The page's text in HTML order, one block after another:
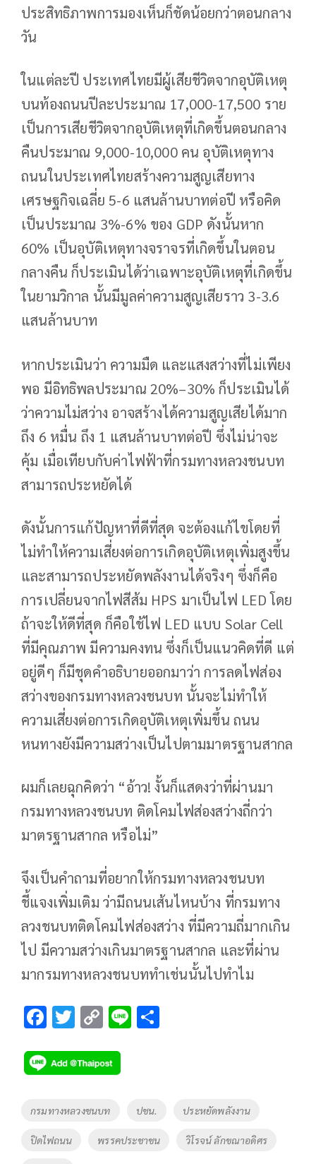
ประสิทธิภาพการมองเห็นก็ชัดน้อยกว่าตอนกลาง
วัน
ในแต่ละปี ประเทศไทยมีผู้เสียชีวิตจากอุบัติเหตุ
บนท้องถนนปีละประมาณ 17,000-17,500 ราย
เป็นการเสียชีวิตจากอุบัติเหตุที่เกิดขึ้นตอนกลาง
คืนประมาณ 9,000-10,000 คน อุบัติเหตุทาง
ถนนในประเทศไทยสร้างความสูญเสียทาง
เศรษฐกิจเฉลี่ย 5-6 แสนล้านบาทต่อปี หรือคิด
เป็นประมาณ 3%-6% ของ GDP ดังนั้นหาก
60% เป็นอุบัติเหตุทางจราจรที่เกิดขึ้นในตอน
กลางคืน ก็ประเมินได้ว่าเฉพาะอุบัติเหตุที่เกิดขึ้น
ในยามวิกาล นั้นมีมูลค่าความสูญเสียราว 3-3.6
แสนล้านบาท
หากประเมินว่า ความมืด และแสงสว่างที่ไม่เพียง
พอ มีอิทธิพลประมาณ 20%–30% ก็ประเมินได้
ว่าความไม่สว่าง อาจสร้างได้ความสูญเสียได้มาก
ถึง 6 หมื่น ถึง 1 แสนล้านบาทต่อปี ซึ่งไม่น่าจะ
คุ้ม เมื่อเทียบกับค่าไฟฟ้าที่กรมทางหลวงชนบท
สามารถประหยัดได้
ดังนั้นการแก้ปัญหาที่ดีที่สุด จะต้องแก้ไขโดยที่
ไม่ทำให้ความเสี่ยงต่อการเกิดอุบัติเหตุเพิ่มสูงขึ้น
และสามารถประหยัดพลังงานได้จริงๆ ซึ่งก็คือ
การเปลี่ยนจากไฟสีส้ม HPS มาเป็นไฟ LED โดย
ถ้าจะให้ดีที่สุด ก็คือใช้ไฟ LED แบบ Solar Cell
ที่มีคุณภาพ มีความคงทน ซึ่งก็เป็นแนวคิดที่ดี แต่
อยู่ดีๆ ก็มีชุดคำอธิบายออกมาว่า การลดไฟส่อง
สว่างของกรมทางหลวงชนบท นั้นจะไม่ทำให้
ความเสี่ยงต่อการเกิดอุบัติเหตุเพิ่มขึ้น ถนน
หนทางยังมีความสว่างเป็นไปตามมาตรฐานสากล
ผมก็เลยฉุกคิดว่า “อ้าว! งั้นก็แสดงว่าที่ผ่านมา
กรมทางหลวงชนบท ติดโคมไฟส่องสว่างถี่กว่า
มาตรฐานสากล หรือไม่”
จึงเป็นคำถามที่อยากให้กรมทางหลวงชนบท
ชี้แจงเพิ่มเติม ว่ามีถนนเส้นไหนบ้าง ที่กรมทาง
ลวงชนบทติดโคมไฟส่องสว่าง ที่มีความถี่มากเกิน
ไป มีความสว่างเกินมาตรฐานสากล และที่ผ่าน
มากรมทางหลวงชนบททำเช่นนั้นไปทำไม
F
e
b
o
o
k
T
tt
er
C
p
y
Li
k
Li
Tags
กรมทางหลวงชนบท ปชน. ประหยัดพลังงาน
ปิดไฟถนน พรรคประชาชน วิโรจน์ ลักขณาอดิศร